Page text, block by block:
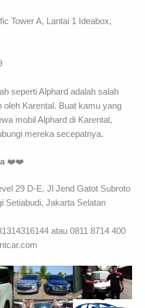
Tower A, Lantai 1 Ideabox,
seperti Alphard adalah salah
oleh Karental. Buat kamu yang
mobil Alphard di Karental,
mereka secepatnya.
❤️❤️
29 D-E. Jl Jend Gatot Subroto
Setiabudi, Jakarta Selatan
atau 0811 8714 400